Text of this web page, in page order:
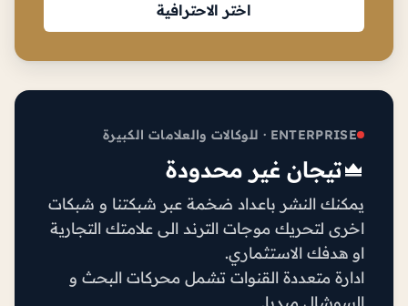
اختر الاحترافية
ENTERPRISE · للوكالات والعلامات الكبيرة
تيجان غير محدودة
يمكنك النشر باعداد ضخمة عبر شبكتنا و شبكات
اخرى لتحريك موجات الترند الى علامتك التجارية
او هدفك الاستثماري.
ادارة متعددة القنوات تشمل محركات البحث و
السوشال ميديا.